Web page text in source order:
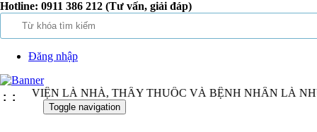
Hotline: 0911 386 212 (Tư vấn, giải đáp)
Đăng nhập
: : VIỆN LÀ NHÀ, THẦY THUỐC VÀ BỆNH NHÂN LÀ
Toggle navigation